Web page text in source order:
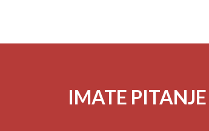
IMATE